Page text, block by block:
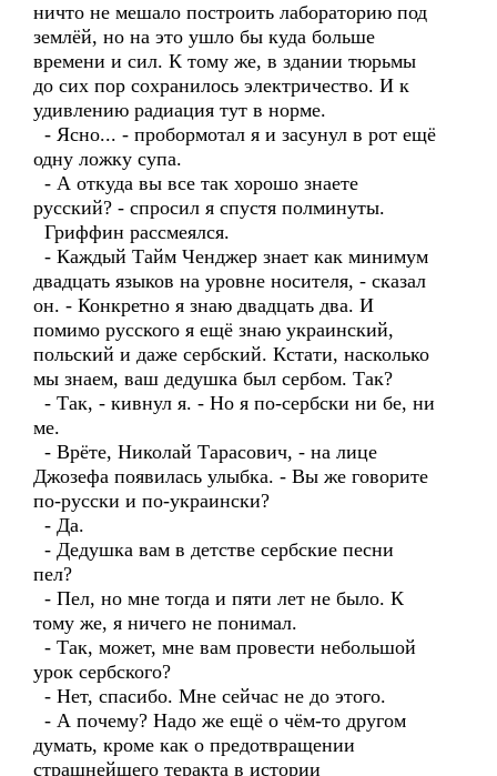
ничто не мешало построить лабораторию под
землёй, но на это ушло бы куда больше
времени и сил. К тому же, в здании тюрьмы
до сих пор сохранилось электричество. И к
удивлению радиация тут в норме.
- Ясно... - пробормотал я и засунул в рот ещё
одну ложку супа.
- А откуда вы все так хорошо знаете
русский? - спросил я спустя полминуты.
Гриффин рассмеялся.
- Каждый Тайм Ченджер знает как минимум
двадцать языков на уровне носителя, - сказал
он. - Конкретно я знаю двадцать два. И
помимо русского я ещё знаю украинский,
польский и даже сербский. Кстати, насколько
мы знаем, ваш дедушка был сербом. Так?
- Так, - кивнул я. - Но я по-сербски ни бе, ни
ме.
- Врёте, Николай Тарасович, - на лице
Джозефа появилась улыбка. - Вы же говорите
по-русски и по-украински?
- Да.
- Дедушка вам в детстве сербские песни
пел?
- Пел, но мне тогда и пяти лет не было. К
тому же, я ничего не понимал.
- Так, может, мне вам провести небольшой
урок сербского?
- Нет, спасибо. Мне сейчас не до этого.
- А почему? Надо же ещё о чём-то другом
думать, кроме как о предотвращении
страшнейшего теракта в истории